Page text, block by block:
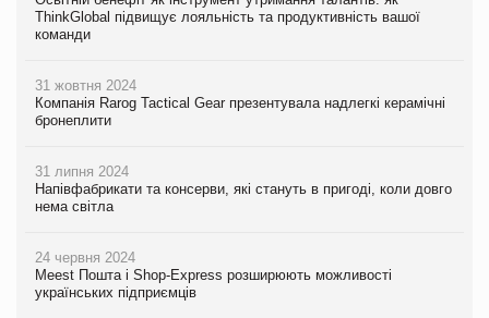
ThinkGlobal підвищує лояльність та продуктивність вашої
команди
31 жовтня 2024
Компанія Rarog Tactical Gear презентувала надлегкі керамічні
бронеплити
31 липня 2024
Напівфабрикати та консерви, які стануть в пригоді, коли довго
нема світла
24 червня 2024
Meest Пошта і Shop-Express розширюють можливості
українських підприємців